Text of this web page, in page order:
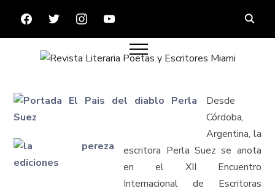
FACEBOOKTWITTERINSTAGRAMYOUTUBE
Desde
Córdoba,
Argentina, la
escritora Perla Suez se anota
en el XII Encuentro
Internacional de Escritoras